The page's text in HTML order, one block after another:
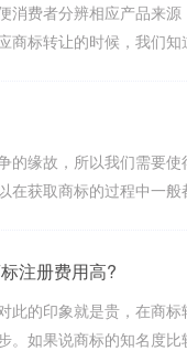
费者分辨相应产品来源
商标转让的时候，我们
缘故，所以我们需要使
在获取商标的过程中一
注册费用高?
的印象就是贵，在商标
。如果说商标的知名度